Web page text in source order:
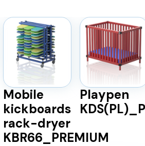
Mobile
kickboards
rack-dryer
KBR66_PREMIUM
Playpen